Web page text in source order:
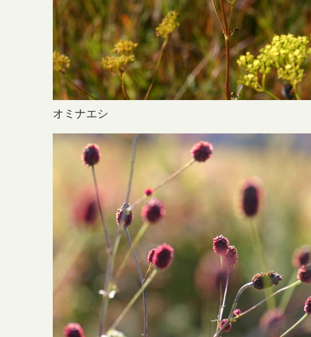
オミナエシ